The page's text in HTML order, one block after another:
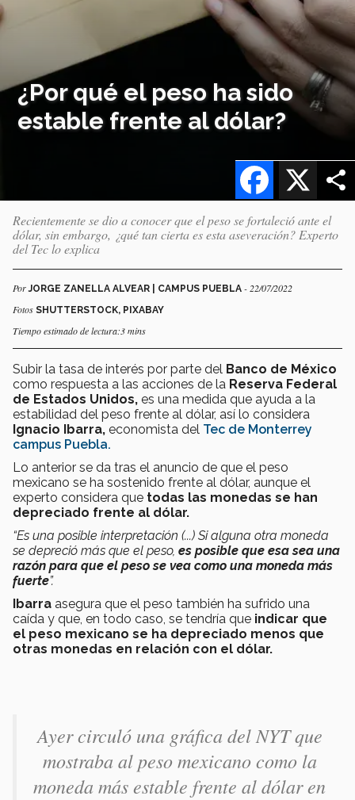
¿Por qué el peso ha sido
estable frente al dólar?
X
Facebook
Recientemente se dio a conocer que el peso se fortaleció ante el
dólar, sin embargo, ¿qué tan cierta es esta aseveración? Experto
del Tec lo explica
PorJORGE ZANELLA ALVEAR | CAMPUS PUEBLA - 22/07/2022
Fotos SHUTTERSTOCK, PIXABAY
Tiempo estimado de lectura:3 mins
Subir la tasa de interés por parte del Banco de México
como respuesta a las acciones de la Reserva Federal
de Estados Unidos, es una medida que ayuda a la
estabilidad del peso frente al dólar, así lo considera
Ignacio Ibarra, economista del Tec de Monterrey
campus Puebla.
Lo anterior se da tras el anuncio de que el peso
mexicano se ha sostenido frente al dólar, aunque el
experto considera que todas las monedas se han
depreciado frente al dólar.
“Es una posible interpretación (...) Si alguna otra moneda
se depreció más que el peso, es posible que esa sea una
razón para que el peso se vea como una moneda más
fuerte”.
Ibarra asegura que el peso también ha sufrido una
caída y que, en todo caso, se tendría que indicar que
el peso mexicano se ha depreciado menos que
otras monedas en relación con el dólar.
Ayer circuló una gráfica del NYT que
mostraba al peso mexicano como la
moneda más estable frente al dólar en